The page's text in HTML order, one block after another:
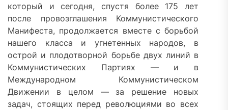
который и сегодня, спустя более 175 лет
после провозглашения Коммунистического
Манифеста, продолжается вместе с борьбой
нашего класса и угнетенных народов, в
острой и плодотворной борьбе двух линий в
Коммунистических Партиях — и в
Международном Коммунистическом
Движении в целом — за решение новых
задач, стоящих перед революциями во всех